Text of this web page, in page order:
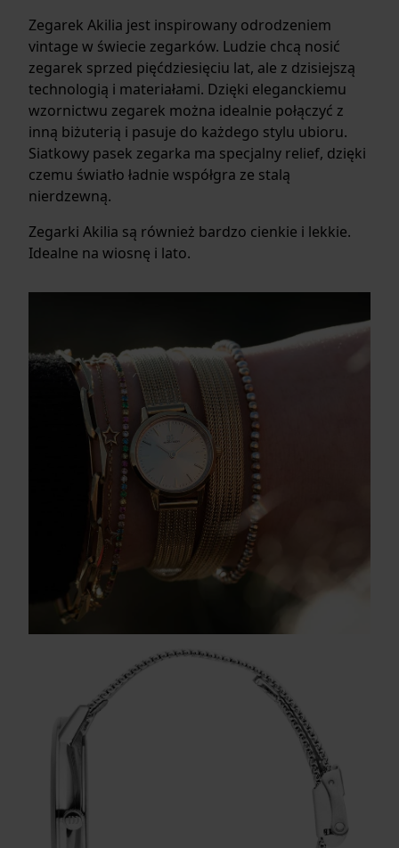
Zegarek Akilia jest inspirowany odrodzeniem
vintage w świecie zegarków. Ludzie chcą nosić
zegarek sprzed pięćdziesięciu lat, ale z dzisiejszą
technologią i materiałami. Dzięki eleganckiemu
wzornictwu zegarek można idealnie połączyć z
inną biżuterią i pasuje do każdego stylu ubioru.
Siatkowy pasek zegarka ma specjalny relief, dzięki
czemu światło ładnie współgra ze stalą
nierdzewną.
Zegarki Akilia są również bardzo cienkie i lekkie.
Idealne na wiosnę i lato.